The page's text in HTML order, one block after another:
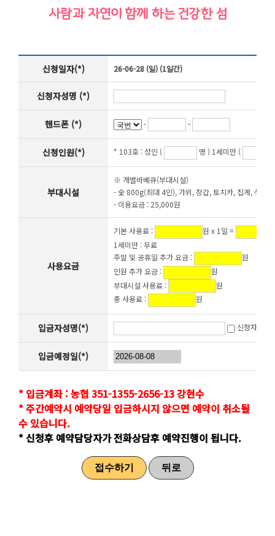
사람과 자연이 함께 하는 건강한 섬
신청일자(*) 26-06-28 (일) (1일간)
신청자성명 (*)
핸드폰 (*) - -
신청인원(*) * 103호 :성인 ( 명 ) 1세미만 (
부대시설
※ 개별바베큐(부대시설)
- 숯 800g(최대 4인), 가위, 장갑, 토치카, 집게, 석쇠,
- 이용요금 : 25,000원
사용요금
기본 사용료 :
원 x 1일 =
1세미만 : 무료
주말 및 공휴일 추가 요금 :
원
인원 추가 요금 :
원
부대시설 사용료 :
원
총 사용료 :
원
입금자성명(*) 신청자와 동
입금예정일(*)
* 입금계좌 : 농협 351-1355-2656-13 강현수
* 주간예약시 예약당일 입금하시지 않으면 예약이 취소될
수 있습니다.
* 신청후 예약담당자가 전화상담후 예약진행이 됩니다.